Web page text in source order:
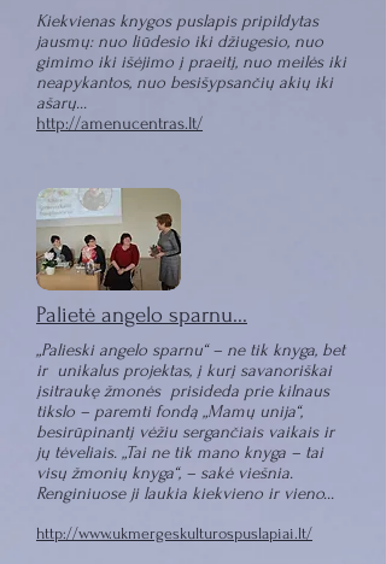
Kiekvienas knygos puslapis pripildytas
jausmų: nuo liūdesio iki džiugesio, nuo
gimimo iki išėjimo į praeitį, nuo meilės iki
neapykantos, nuo besišypsančių akių iki
ašarų...
http://amenucentras.lt/
Palietė angelo sparnu...
„Palieski angelo sparnu“ – ne tik knyga, bet
ir unikalus projektas, į kurį savanoriškai
įsitraukę žmonės prisideda prie kilnaus
tikslo – paremti fondą „Mamų unija“,
besirūpinantį vėžiu sergančiais vaikais ir
jų tėveliais. „Tai ne tik mano knyga – tai
visų žmonių knyga“, – sakė viešnia.
Renginiuose ji laukia kiekvieno ir vieno...
http://www.ukmergeskulturospuslapiai.lt/